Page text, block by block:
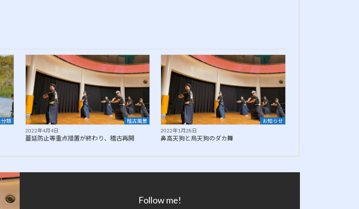
分類
稽古風景
2022年4月4日
蔓延防止等重点措置が終わり、稽古再開
お知らせ
2022年1月28日
鼻高天狗と烏天狗のダカ舞
Follow me!